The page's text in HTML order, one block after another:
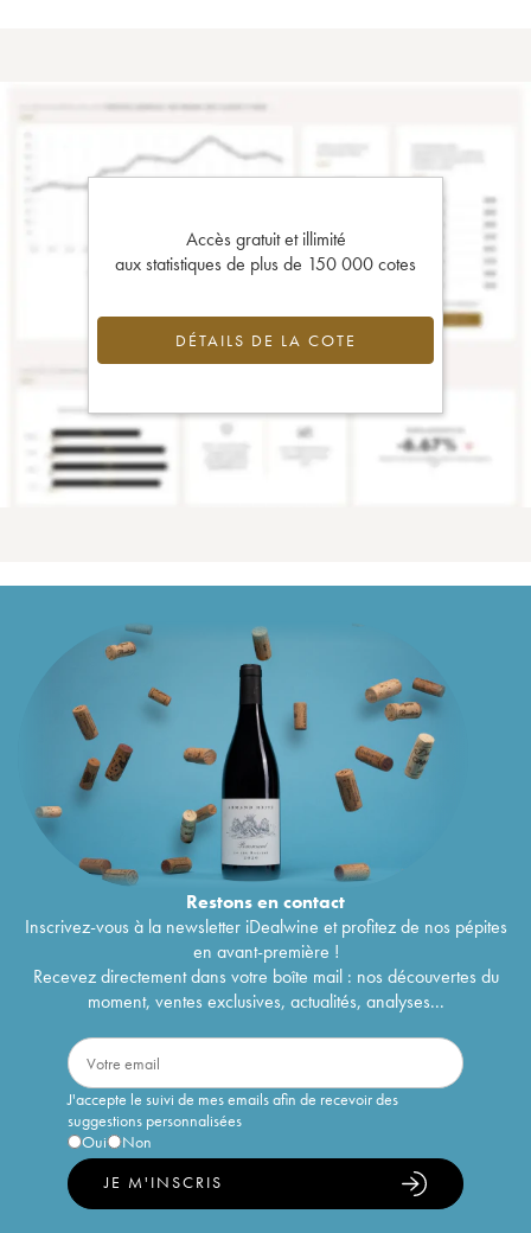
Accès gratuit et illimité
aux statistiques de plus de 150 000 cotes
DÉTAILS DE LA COTE
Restons encontact
Inscrivez-vous à la newsletter iDealwine et profitez de nos pépites
en avant-première !
Recevez directement dans votre boîte mail : nos découvertes du
moment, ventes exclusives, actualités, analyses...
J'accepte le suivi de mes emails afin de recevoir des
suggestions personnalisées
Oui
Non
JE M'INSCRIS